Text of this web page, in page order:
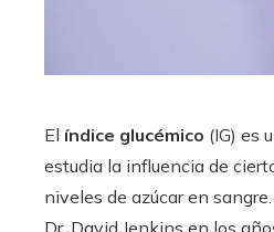
El índice glucémico (IG) es
estudia la influencia de
niveles de azúcar en
Dr. David Jenkins en los